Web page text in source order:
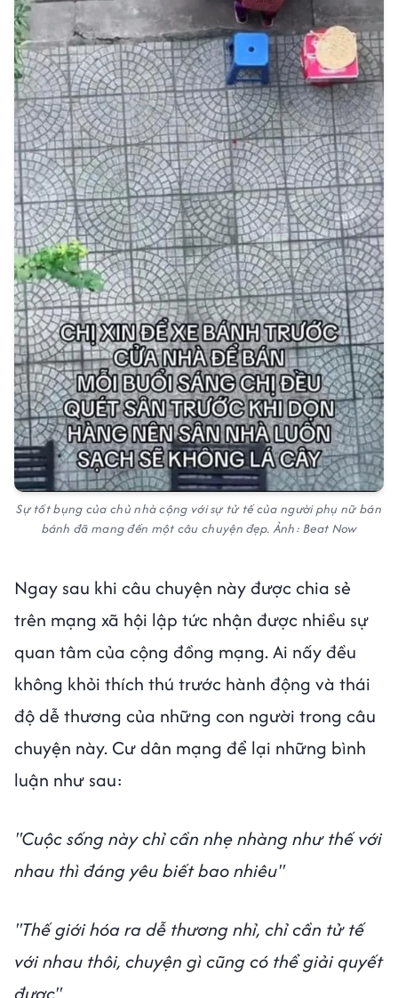
Sự tốt bụng của chủ nhà cộng với sự tử tế của người phụ nữ bán
bánh đã mang đến một câu chuyện đẹp. Ảnh: Beat Now
Ngay sau khi câu chuyện này được chia sẻ
trên mạng xã hội lập tức nhận được nhiều sự
quan tâm của cộng đồng mạng. Ai nấy đều
không khỏi thích thú trước hành động và thái
độ dễ thương của những con người trong câu
chuyện này. Cư dân mạng để lại những bình
luận như sau:
"Cuộc sống này chỉ cần nhẹ nhàng như thế với
nhau thì đáng yêu biết bao nhiêu"
"Thế giới hóa ra dễ thương nhỉ, chỉ cần tử tế
với nhau thôi, chuyện gì cũng có thể giải quyết